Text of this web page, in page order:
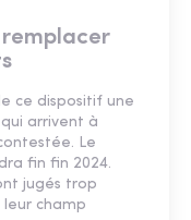
remplacer
ce dispositif une
arrivent à
Le
fin fin 2024.
jugés trop
champ